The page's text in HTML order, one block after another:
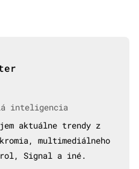
inteligencia
aktuálne trendy z
multimediálneho
Signal a iné.